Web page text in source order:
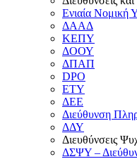
Ενιαία Νομική
ΔΑΑΔ
ΚΕΠΥ
ΔΟΟΥ
ΔΠΑΠ
DPO
ΕΤΥ
ΔΕΕ
Διεύθυνση
ΔΔΥ
Διευθύνσεις
ΔΣΨΥ –